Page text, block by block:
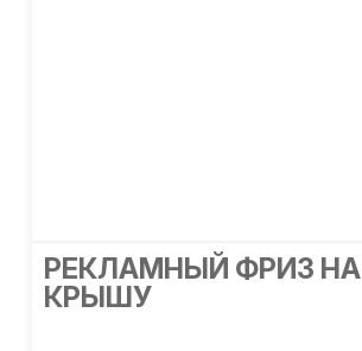
РЕКЛАМНЫЙ ФРИЗ НА
КРЫШУ